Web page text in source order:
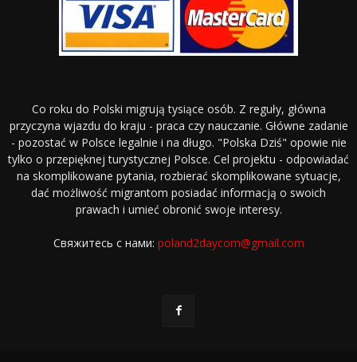
Co roku do Polski migrują tysiące osób. Z reguły, główna
przyczyna wjazdu do kraju - praca czy nauczanie. Główne zadanie
- pozostać w Polsce legalnie i na długo. "Polska Dziś" opowie nie
tylko o przepięknej turystycznej Polsce. Cel projektu - odpowiadać
na skomplikowane pytania, rozbierać skomplikowane sytuacje,
dać możliwość migrantom posiadać informacją o swoich
prawach i umieć obronić swoje interesy.
Свяжитесь с нами: poland2daycom@gmail.com